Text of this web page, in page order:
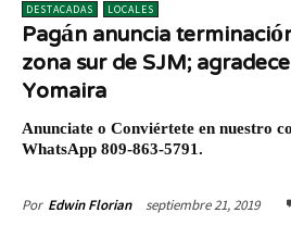
DESTACADAS LOCALES
Pagán anuncia
zona sur de SJM;
Yomaira
Anunciate o Conviértete en nuestro
WhatsApp 809-863-5791.
Por Edwin Florian septiembre 21, 2019